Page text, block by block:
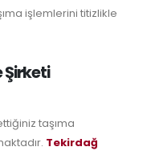
işlemlerini titizlikle
Şirketi
taşıma
Tekirdağ